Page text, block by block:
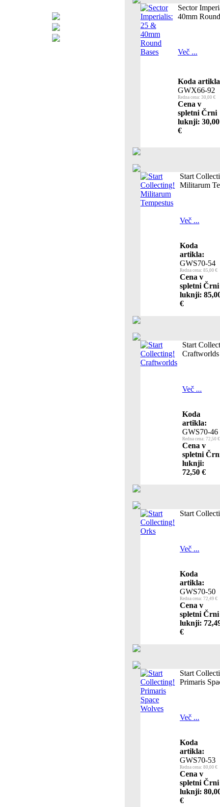
Sector
40mm
Več ...
Koda
GWX66-92
Redna cena: 30,00 €
Cena v
spletni Črni
luknji: 30,00
€
Start
Militarum
Več ...
Koda
artikla:
GWS70-54
Redna cena: 85,00 €
Cena v
spletni Črni
luknji:
€
Start
Craftworlds
Več ...
Koda
artikla:
GWS70-46
Redna cena: 72,50 €
Cena v
spletni
luknji:
72,50 €
Start
Več ...
Koda
artikla:
GWS70-50
Redna cena: 72,49 €
Cena v
spletni Črni
luknji:
€
Start
Primaris
Več ...
Koda
artikla:
GWS70-53
Redna cena: 80,00 €
Cena v
spletni Črni
luknji:
€